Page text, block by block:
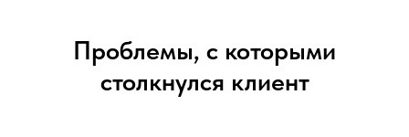
Проблемы, с которыми
столкнулся клиент